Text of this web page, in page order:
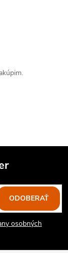
osobných
ODOBERAŤ